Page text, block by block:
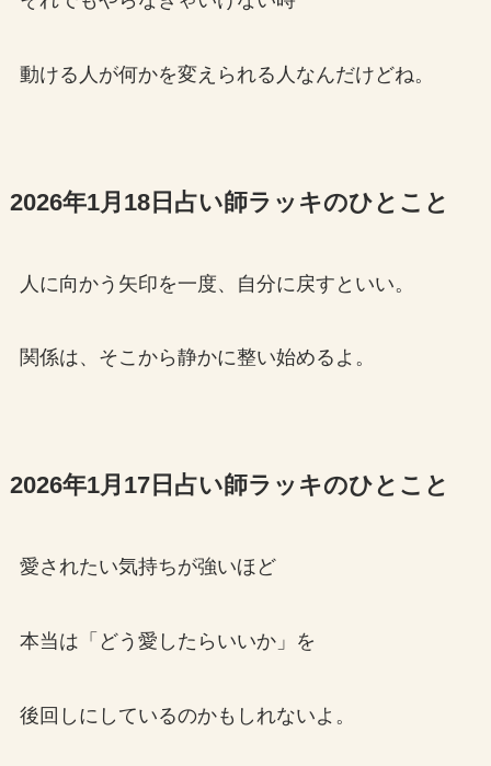
動ける人が何かを変えられる人なんだけどね。
2026年1月18日占い師ラッキのひとこと
人に向かう矢印を一度、自分に戻すといい。
関係は、そこから静かに整い始めるよ。
2026年1月17日占い師ラッキのひとこと
愛されたい気持ちが強いほど
本当は「どう愛したらいいか」を
後回しにしているのかもしれないよ。